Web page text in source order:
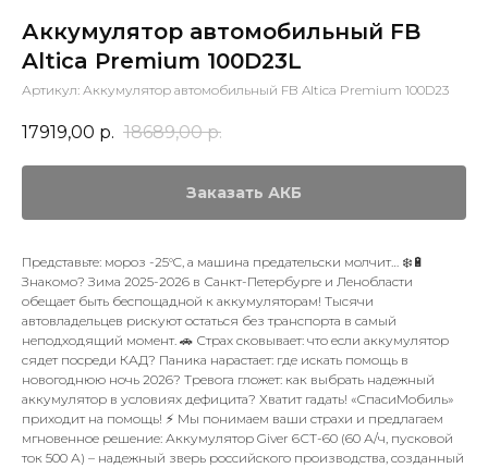
Аккумулятор автомобильный FB
Altica Premium 100D23L
Артикул: Аккумулятор автомобильный FB Altica Premium 100D23
17919,00 р. 18689,00 р.
Заказать АКБ
Представьте: мороз -25°C, а машина предательски молчит… ❄️🔋
Знакомо? Зима 2025-2026 в Санкт-Петербурге и Ленобласти
обещает быть беспощадной к аккумуляторам! Тысячи
автовладельцев рискуют остаться без транспорта в самый
неподходящий момент. 🚗 Страх сковывает: что если аккумулятор
сядет посреди КАД? Паника нарастает: где искать помощь в
новогоднюю ночь 2026? Тревога гложет: как выбрать надежный
аккумулятор в условиях дефицита? Хватит гадать! «СпасиМобиль»
приходит на помощь! ⚡ Мы понимаем ваши страхи и предлагаем
мгновенное решение: Аккумулятор Giver 6СТ-60 (60 А/ч, пусковой
ток 500 А) – надежный зверь российского производства, созданный